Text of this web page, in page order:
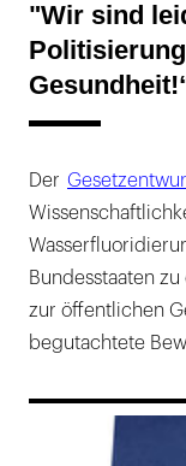
"Wir sind
Der
Bundesstaaten
zur öffentlichen
begutachtete